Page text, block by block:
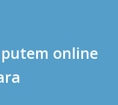
online